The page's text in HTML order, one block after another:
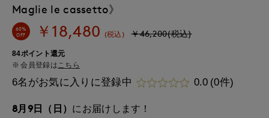
Maglie le cassetto》
60%
OFF
￥18,480 (税込) ￥46,200(税込)
84ポイント還元
会員登録は こちら
6名がお気に入りに登録中 0.0 (0件)
8月9日（日） にお届けします！